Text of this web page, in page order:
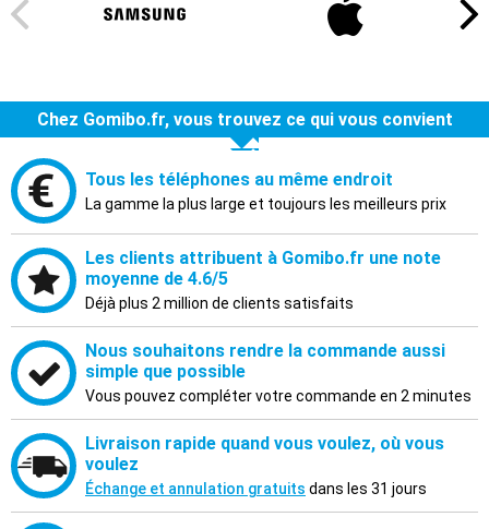
Chez Gomibo.fr, vous trouvez ce qui vous convient
Tous les téléphones au même endroit
La gamme la plus large et toujours les meilleurs prix
Les clients attribuent à Gomibo.fr une note
moyenne de 4.6/5
Déjà plus 2 million de clients satisfaits
Nous souhaitons rendre la commande aussi
simple que possible
Vous pouvez compléter votre commande en 2 minutes
Livraison rapide quand vous voulez, où vous
voulez
Échange et annulation gratuits dans les 31 jours